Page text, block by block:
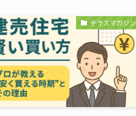
テラスマガジン